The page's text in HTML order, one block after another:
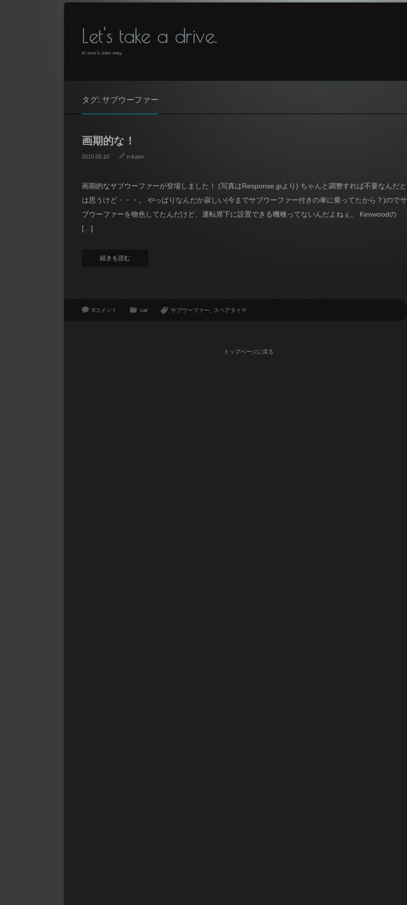
Let's take a drive.
in one's own way.
タグ: サブウーファー
画期的な！
2010.05.10 n-kase
画期的なサブウーファーが登場しました！ (写真はResponse.jpより) ちゃんと調整すれば不要なんだと
は思うけど・・・。 やっぱりなんだか寂しい(今までサブウーファー付きの車に乗ってたから？)のでサ
ブウーファーを物色してたんだけど、運転席下に設置できる機種ってないんだよねぇ。 Kenwoodの
[…]
続きを読む
0コメント car サブウーファー スペアタイヤ
トップページに戻る